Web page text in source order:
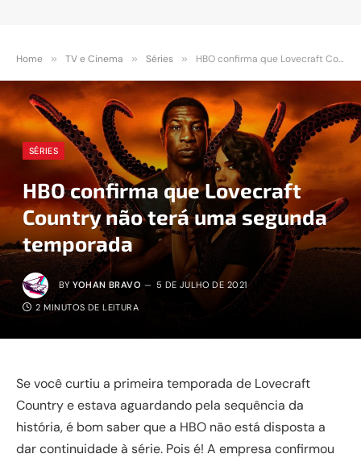
Home » TV e Cinema » Séries » HBO confirma que Lovecraft Country não terá uma segunda temporada
SÉRIES
HBO confirma que Lovecraft
Country não terá uma segunda
temporada
BY YOHAN BRAVO 5 DE JULHO DE 2021
2 MINUTOS DE LEITURA
Se você curtiu a primeira temporada de Lovecraft
Country e estava aguardando pela sequência da
história, é bom saber que a HBO não está disposta a
dar continuidade à série. Pois é! A empresa confirmou